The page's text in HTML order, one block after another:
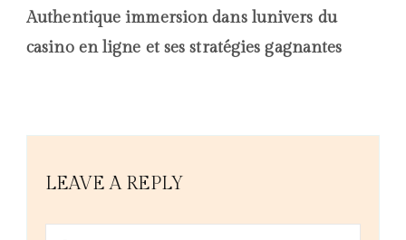
Authentique immersion dans lunivers du
casino en ligne et ses stratégies gagnantes
LEAVE A REPLY